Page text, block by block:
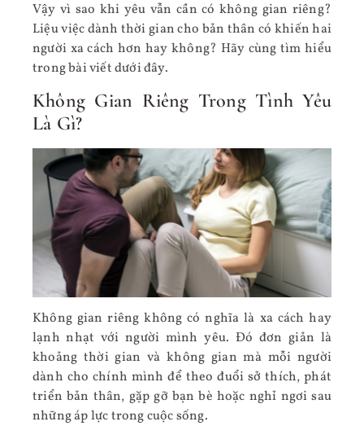
Vậy vì sao khi yêu vẫn cần có không gian riêng?
Liệu việc dành thời gian cho bản thân có khiến hai
người xa cách hơn hay không? Hãy cùng tìm hiểu
trong bài viết dưới đây.
Không Gian Riêng Trong Tình Yêu
Là Gì?
Không gian riêng không có nghĩa là xa cách hay
lạnh nhạt với người mình yêu. Đó đơn giản là
khoảng thời gian và không gian mà mỗi người
dành cho chính mình để theo đuổi sở thích, phát
triển bản thân, gặp gỡ bạn bè hoặc nghỉ ngơi sau
những áp lực trong cuộc sống.